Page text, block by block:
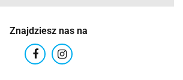
Znajdziesz nas na